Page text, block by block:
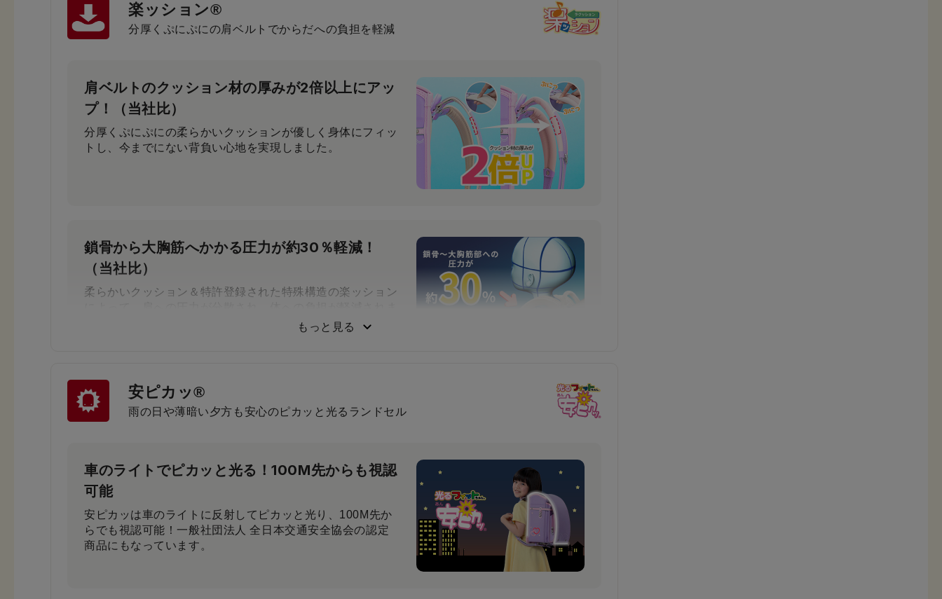
楽ッション®
分厚くぷにぷにの肩ベルトでからだへの負担を軽減
肩ベルトのクッション材の厚みが2倍以上にアッ
プ！（当社比）
分厚くぷにぷにの柔らかいクッションが優しく身体にフィッ
トし、今までにない背負い心地を実現しました。
鎖骨から大胸筋へかかる圧力が約30％軽減！
（当社比）
柔らかいクッション＆特許登録された特殊構造の楽ッション
小学生から支持される圧倒的な背負い心地
もっと見る
安ピカッ®
雨の日や薄暗い夕方も安心のピカッと光るランドセル
車のライトでピカッと光る！100M先からも視認
可能
安ピカッは車のライトに反射してピカッと光り、100M先か
らでも視認可能！一般社団法人 全日本交通安全協会の認定
商品にもなっています。